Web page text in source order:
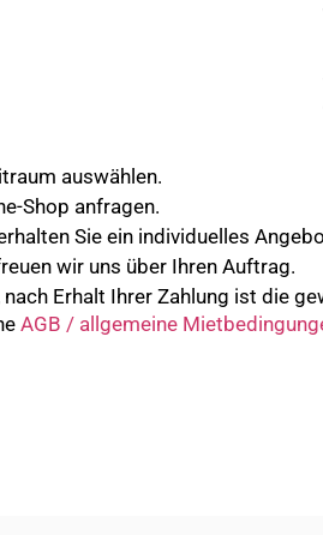
auswählen.
Shop anfragen.
Sie ein individuelles
wir uns über Ihren Auftrag.
Erhalt Ihrer Zahlung ist die
AGB / allgemeine